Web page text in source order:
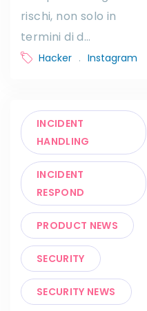
rischi, non solo in
termini di d…
Hacker . Instagram
INCIDENT
HANDLING
INCIDENT
RESPOND
PRODUCT NEWS
SECURITY
SECURITY NEWS